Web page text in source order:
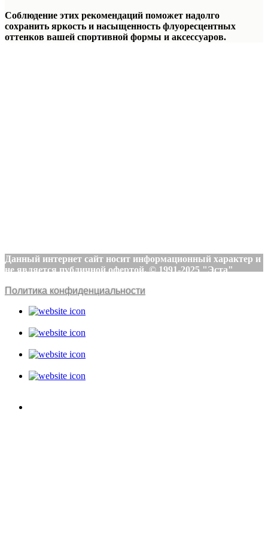
Соблюдение этих рекомендаций поможет надолго
сохранить яркость и насыщенность флуоресцентных
оттенков вашей спортивной формы и аксессуаров.
Данный интернет сайт носит информационный характер и
не является публичной офертой. © 1991-2025 "Эста"
Политика конфиденциальности